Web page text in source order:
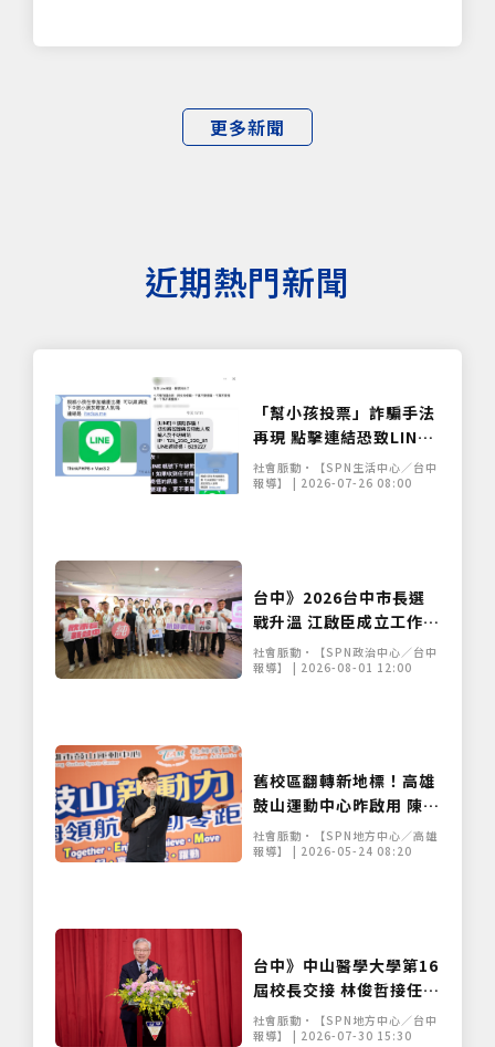
更多新聞
近期熱門新聞
「幫小孩投票」詐騙手法
再現 點擊連結恐致LINE
帳號遭盜
社會脈動•【SPN生活中心／台中
報導】 | 2026-07-26 08:00
台中》2026台中市長選
戰升溫 江啟臣成立工作
站、何欣純組競選委員會
社會脈動•【SPN政治中心／台中
報導】 | 2026-08-01 12:00
舊校區翻轉新地標！高雄
鼓山運動中心昨啟用 陳其
邁：年底前再增4座
社會脈動•【SPN地方中心／高雄
報導】 | 2026-05-24 08:20
台中》中山醫學大學第16
屆校長交接 林俊哲接任提
出五大治校方向
社會脈動•【SPN地方中心／台中
報導】 | 2026-07-30 15:30